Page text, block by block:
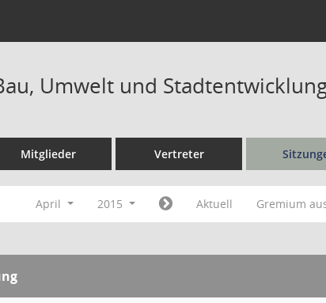
Umwelt und
Mitglieder Vertreter
April 2015 Aktuell Gremium